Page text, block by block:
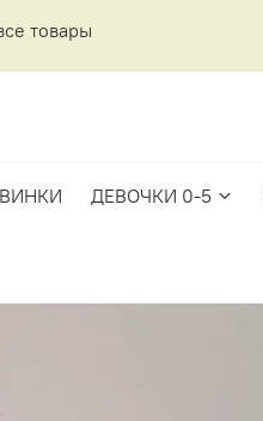
товары
ДЕВОЧКИ 0-5